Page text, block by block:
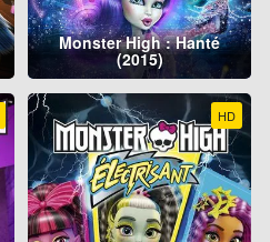
Monster High : Hanté
(2015)
HD